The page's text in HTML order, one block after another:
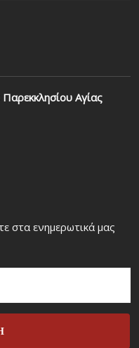
Αγίας
στα ενημερωτικά μας